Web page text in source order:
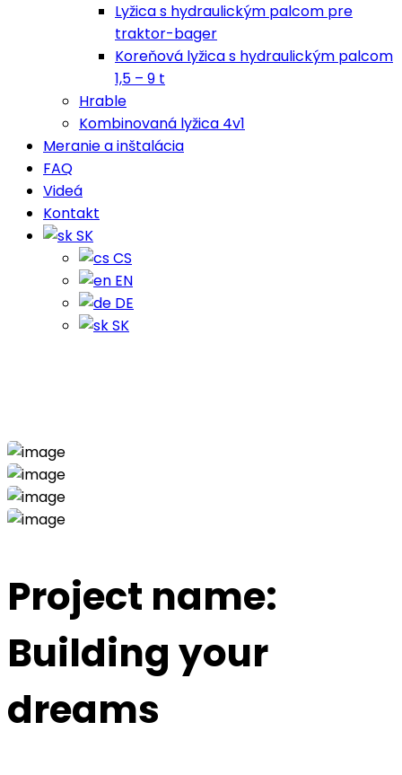
Lyžica s hydraulickým palcom pre
traktor-bager
Koreňová lyžica s hydraulickým palcom
1,5 – 9 t
Hrable
Kombinovaná lyžica 4v1
Meranie a inštalácia
FAQ
Videá
Kontakt
SK
CS
EN
DE
SK
Project name:
Building your
dreams